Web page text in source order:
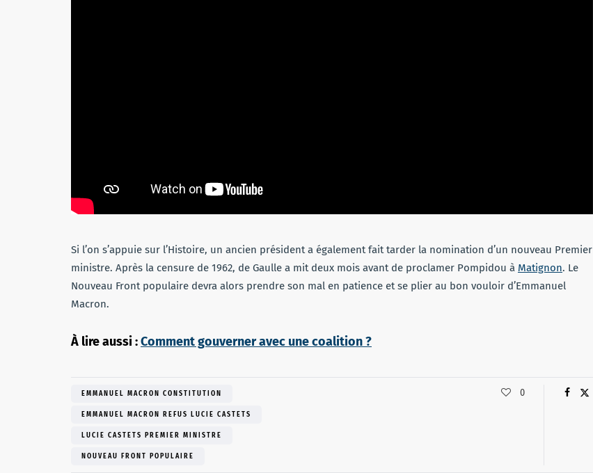
Si l’on s’appuie sur l’Histoire, un ancien président a également fait tarder la nomination d’un nouveau Premier
ministre. Après la censure de 1962, de Gaulle a mit deux mois avant de proclamer Pompidou à Matignon. Le
Nouveau Front populaire devra alors prendre son mal en patience et se plier au bon vouloir d’Emmanuel
Macron.
À lire aussi :Comment gouverner avec une coalition ?
EMMANUEL MACRON CONSTITUTION
EMMANUEL MACRON REFUS LUCIE CASTETS
LUCIE CASTETS PREMIER MINISTRE
NOUVEAU FRONT POPULAIRE
0